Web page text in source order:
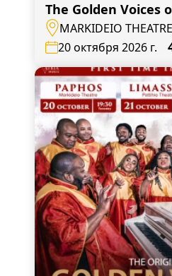
The Golden Voices
MARKIDEIO
Andrea Geroude 27
20 октября 2026 г.